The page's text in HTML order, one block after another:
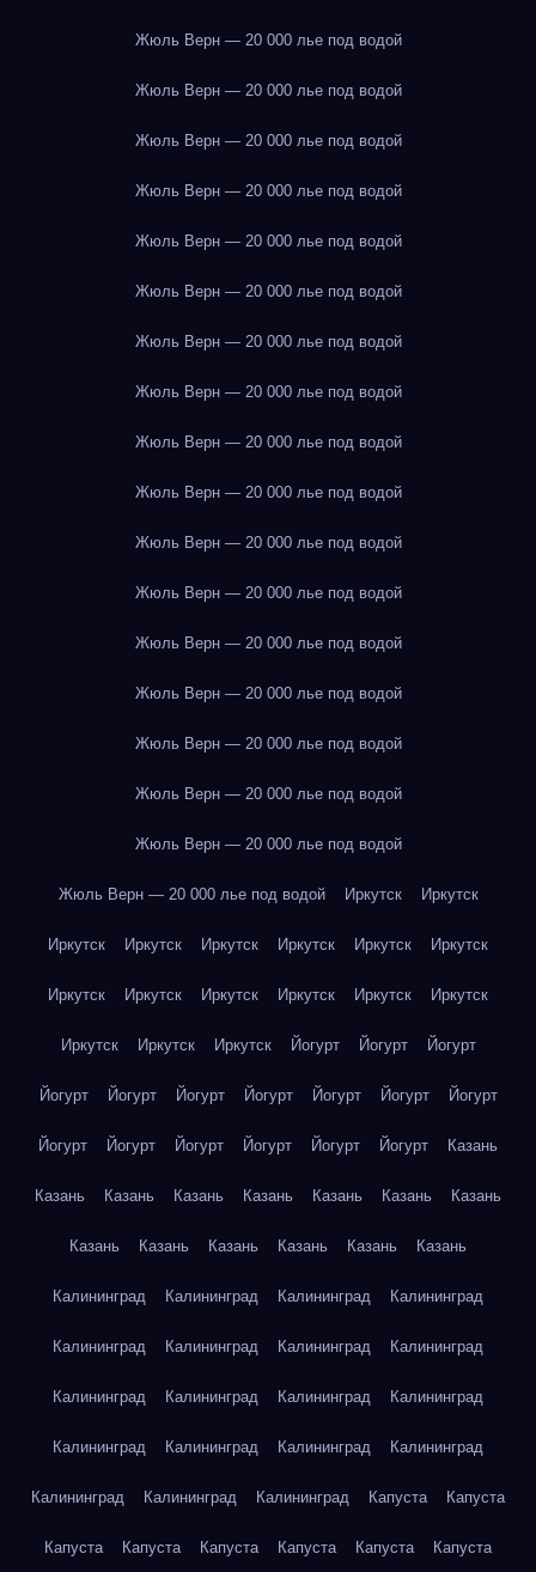
Жюль Верн — 20 000 лье под водой
Жюль Верн — 20 000 лье под водой
Жюль Верн — 20 000 лье под водой
Жюль Верн — 20 000 лье под водой
Жюль Верн — 20 000 лье под водой
Жюль Верн — 20 000 лье под водой
Жюль Верн — 20 000 лье под водой
Жюль Верн — 20 000 лье под водой
Жюль Верн — 20 000 лье под водой
Жюль Верн — 20 000 лье под водой
Жюль Верн — 20 000 лье под водой
Жюль Верн — 20 000 лье под водой
Жюль Верн — 20 000 лье под водой
Жюль Верн — 20 000 лье под водой
Жюль Верн — 20 000 лье под водой
Жюль Верн — 20 000 лье под водой
Жюль Верн — 20 000 лье под водой
Жюль Верн — 20 000 лье под водой Иркутск Иркутск
Иркутск Иркутск Иркутск Иркутск Иркутск Иркутск
Иркутск Иркутск Иркутск Иркутск Иркутск Иркутск
Иркутск Иркутск Иркутск Йогурт Йогурт Йогурт
Йогурт Йогурт Йогурт Йогурт Йогурт Йогурт Йогурт
Йогурт Йогурт Йогурт Йогурт Йогурт Йогурт Казань
Казань Казань Казань Казань Казань Казань Казань
Казань Казань Казань Казань Казань Казань
Калининград Калининград Калининград Калининград
Калининград Калининград Калининград Калининград
Калининград Калининград Калининград Калининград
Калининград Калининград Калининград Калининград
Калининград Калининград Калининград Капуста Капуста
Капуста Капуста Капуста Капуста Капуста Капуста